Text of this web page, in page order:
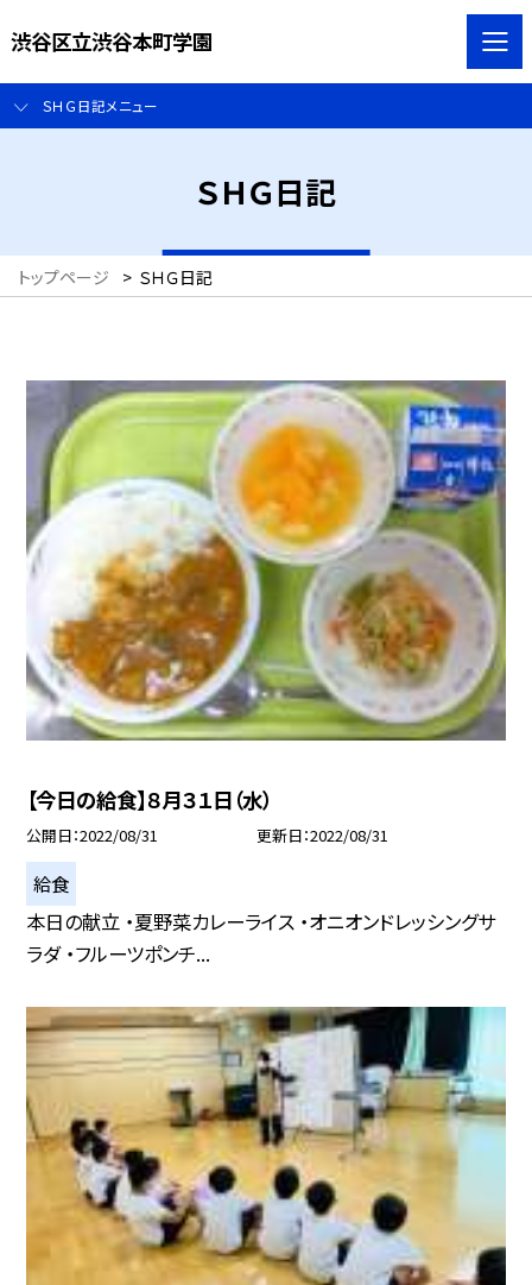
渋谷区立渋谷本町学園
ＳＨＧ日記メニュー
ＳＨＧ日記
トップページ > ＳＨＧ日記
【今日の給食】８月３１日（水）
公開日 2022/08/31 更新日 2022/08/31
給食
本日の献立 ・夏野菜カレーライス ・オニオンドレッシングサ
ラダ ・フルーツポンチ...